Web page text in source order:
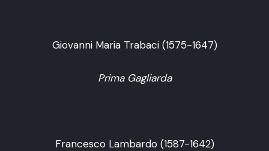
Giovanni Maria Trabaci (1575-1647)
Prima Gagliarda
Francesco Lambardo (1587-1642)